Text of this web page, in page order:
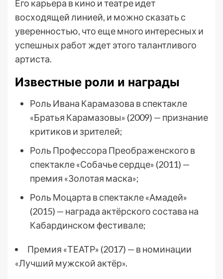
Его карьера в кино и театре идет
восходящей линией, и можно сказать с
уверенностью, что еще много интересных и
успешных работ ждет этого талантливого
артиста.
Известные роли и награды
Роль Ивана Карамазова в спектакле
«Братья Карамазовы» (2009) — признание
критиков и зрителей;
Роль Профессора Преображенского в
спектакле «Собачье сердце» (2011) —
премия «Золотая маска»;
Роль Моцарта в спектакле «Амадей»
(2015) — награда актёрского состава на
Кабардинском фестивале;
Премия «ТЕАТР» (2017) — в номинации
«Лучший мужской актёр».